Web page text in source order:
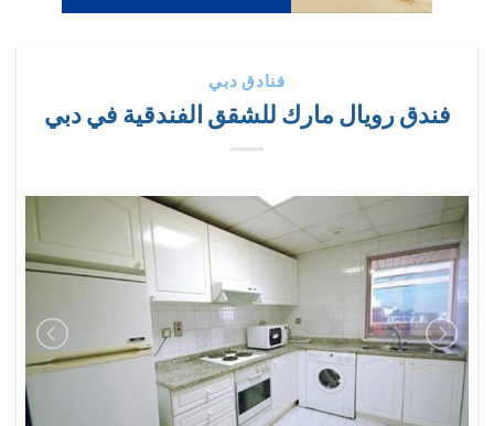
فنادق دبي
فندق رويال مارك للشقق الفندقية في دبي